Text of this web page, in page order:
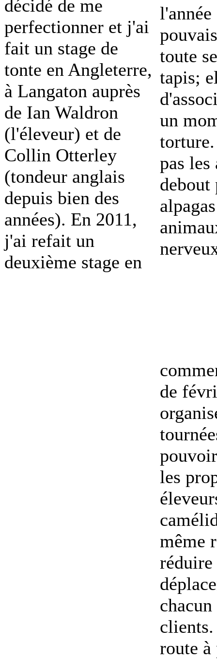
décidé de me
perfectionner et j'ai
fait un stage de
tonte en Angleterre,
à Langaton auprès
de Ian Waldron
(l'éleveur) et de
Collin Otterley
(tondeur anglais
depuis bien des
années). En 2011,
j'ai refait un
deuxième stage en
l'année
toute
tapis;
un
pas les
debout
de
les
même
route